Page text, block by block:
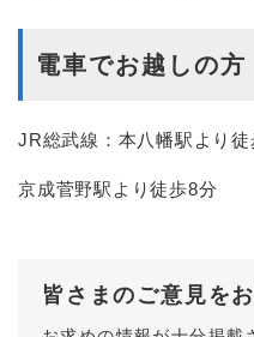
電車でお越しの方
JR総武線：本八幡駅より徒
京成菅野駅より徒歩8分
皆さまのご意見を